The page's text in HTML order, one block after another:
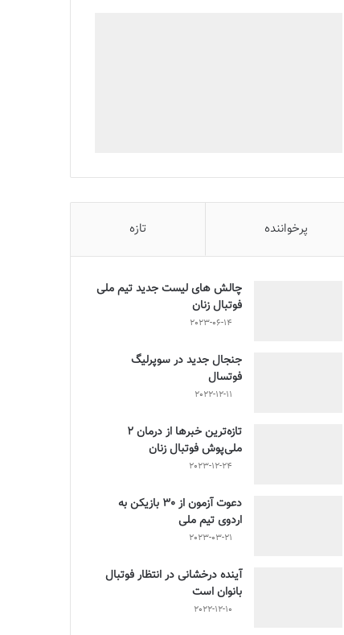
پرخواننده تازه
چالش هاى ليست جدید تيم ملى
فوتبال زنان
2023-06-14
جنجال جدید در سوپرلیگ
فوتسال
2022-12-11
تازه‌ترین خبرها از درمان ۲
ملی‌پوش فوتبال زنان
2023-12-24
دعوت آزمون از 30 بازیکن به
اردوی تیم ملی
2023-03-21
آینده درخشانی در انتظار فوتبال
بانوان است
2022-12-10